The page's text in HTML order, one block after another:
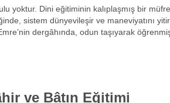
yoktur. Dini eğitiminin kalıplaşmış bir
sistem dünyevileşir ve maneviyatını
dergâhında, odun taşıyarak
ve Bâtın Eğitimi